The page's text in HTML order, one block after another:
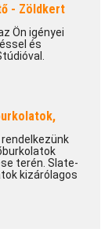
- Zöldkert
Ön igényei
és
terén. Slate-
kizárólagos